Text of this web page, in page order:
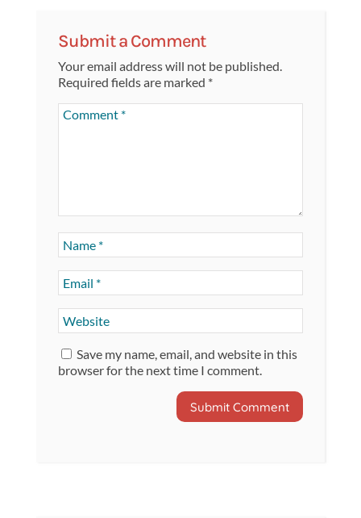
Submit a Comment
Your email address will not be published.
Required fields are marked *
Save my name, email, and website in this
browser for the next time I comment.